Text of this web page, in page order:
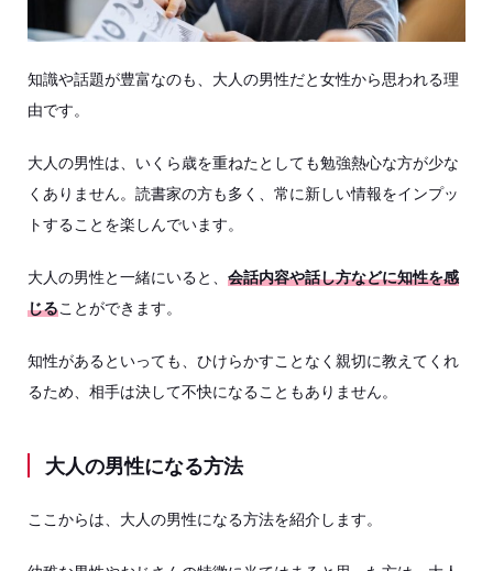
知識や話題が豊富なのも、大人の男性だと女性から思われる理
由です。
大人の男性は、いくら歳を重ねたとしても勉強熱心な方が少な
くありません。読書家の方も多く、常に新しい情報をインプッ
トすることを楽しんでいます。
大人の男性と一緒にいると、 会話内容や話し方などに知性を感
じることができます。
知性があるといっても、ひけらかすことなく親切に教えてくれ
るため、相手は決して不快になることもありません。
大人の男性になる方法
ここからは、大人の男性になる方法を紹介します。